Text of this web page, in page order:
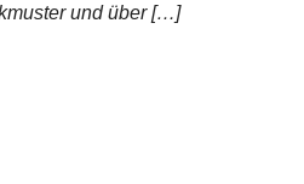
und über […]